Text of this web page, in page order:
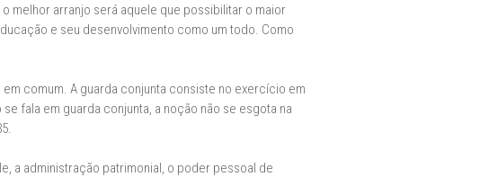
melhor arranjo será aquele que possibilitar o maior
e seu desenvolvimento como um todo. Como
comum. A guarda conjunta consiste no exercício em
fala em guarda conjunta, a noção não se esgota na
a administração patrimonial, o poder pessoal de